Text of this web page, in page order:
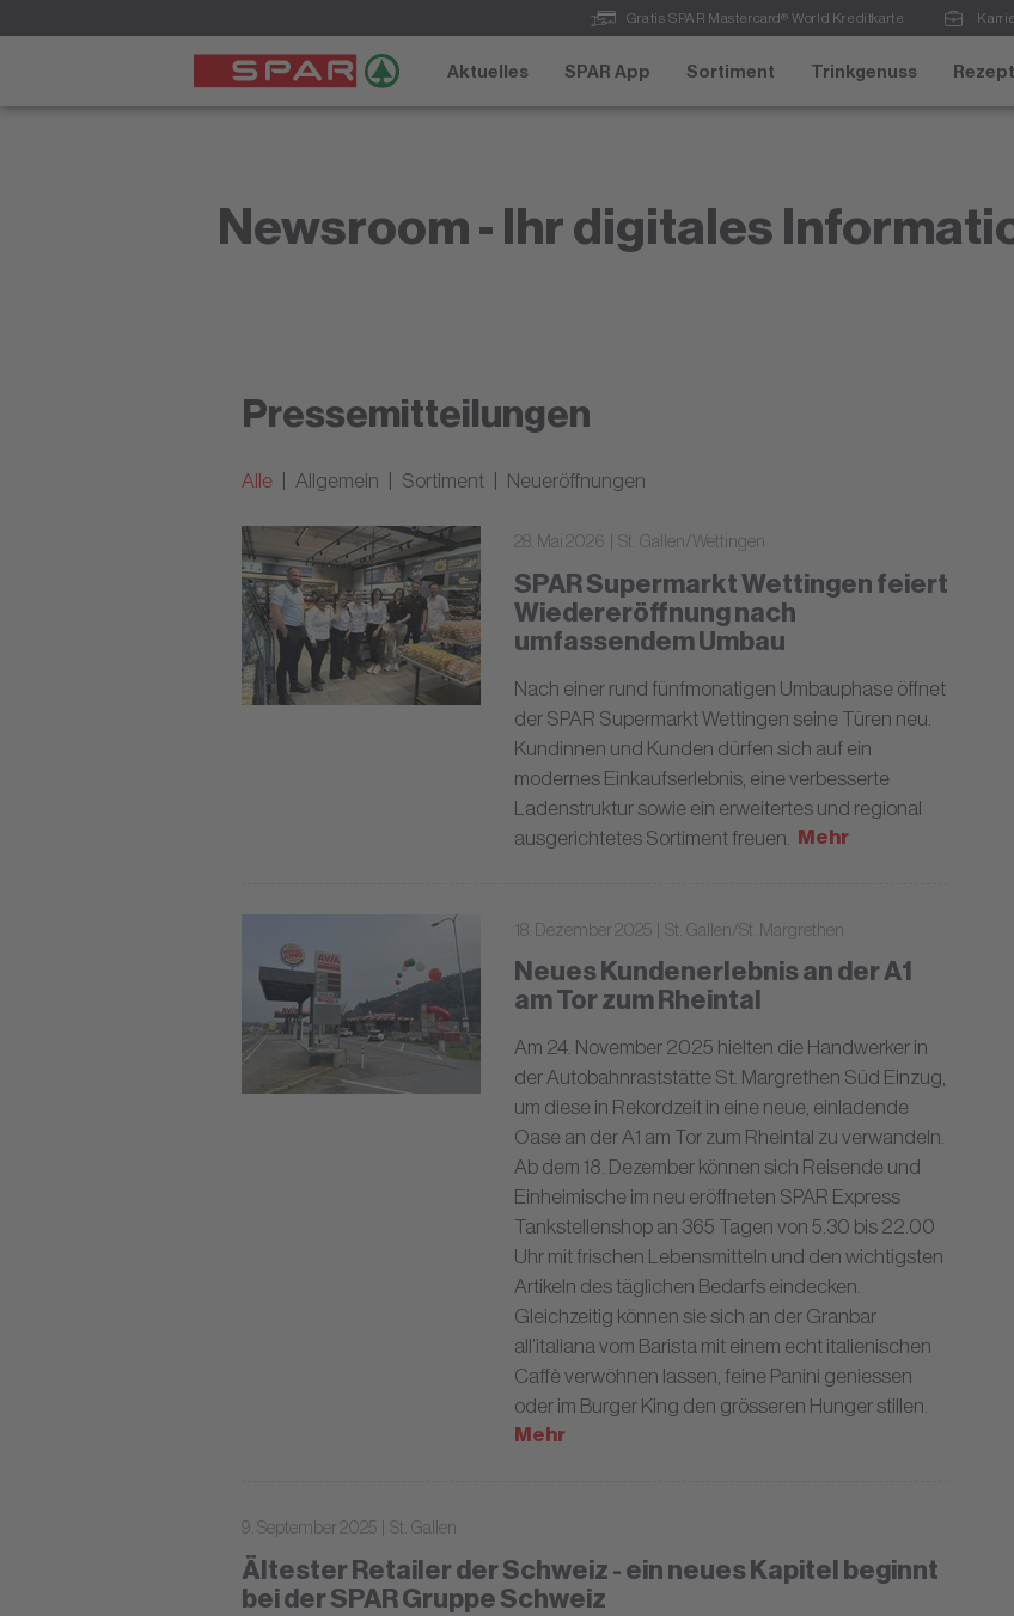
Gratis SPAR Mastercard® World Kreditkarte
Aktuelles SPAR App Sortiment Trinkgenuss
Newsroom - Ihr digitales
Pressemitteilungen
Alle Allgemein Sortiment Neueröffnungen
28. Mai 2026 | St. Gallen/Wettingen
SPAR Supermarkt Wettingen feiert
Wiedereröffnung nach
umfassendem Umbau
Nach einer rund fünfmonatigen Umbauphase öffnet
der SPAR Supermarkt Wettingen seine Türen neu.
Kundinnen und Kunden dürfen sich auf ein
modernes Einkaufserlebnis, eine verbesserte
Ladenstruktur sowie ein erweitertes und regional
ausgerichtetes Sortiment freuen. Mehr
18. Dezember 2025 | St. Gallen/St. Margrethen
Neues Kundenerlebnis an der A1
am Tor zum Rheintal
Am 24. November 2025 hielten die Handwerker in
der Autobahnraststätte St. Margrethen Süd Einzug,
um diese in Rekordzeit in eine neue, einladende
Oase an der A1 am Tor zum Rheintal zu verwandeln.
Ab dem 18. Dezember können sich Reisende und
Einheimische im neu eröffneten SPAR Express
Tankstellenshop an 365 Tagen von 5.30 bis 22.00
Uhr mit frischen Lebensmitteln und den wichtigsten
Artikeln des täglichen Bedarfs eindecken.
Gleichzeitig können sie sich an der Granbar
all’italiana vom Barista mit einem echt italienischen
Caffè verwöhnen lassen, feine Panini geniessen
oder im Burger King den grösseren Hunger stillen.
Mehr
9. September 2025 | St. Gallen
Ältester Retailer der Schweiz - ein neues Kapitel beginnt
bei der SPAR Gruppe Schweiz